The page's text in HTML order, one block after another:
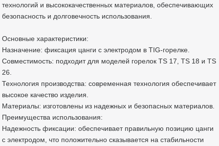
технологий и высококачественных материалов, обеспечивающих
безопасность и долговечность использования.
Основные характеристики:
Назначение: фиксация цанги с электродом в TIG-горелке.
Совместимость: подходит для моделей горелок TS 17, TS 18 и TS
26.
Технология производства: современная технология обеспечивает
высокое качество изделия.
Материалы: изготовлены из надежных и безопасных материалов.
Преимущества использования:
Надежность фиксации: обеспечивает правильную позицию цанги
с электродом, что положительно сказывается на стабильности